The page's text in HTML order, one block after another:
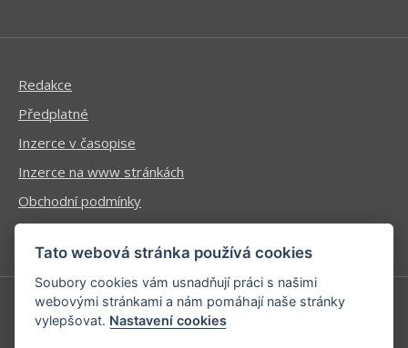
Redakce
Předplatné
Inzerce v časopise
Inzerce na www stránkách
Obchodní podmínky
Ochrana osobních údajů
Příhlášení | Registrace
Tato webová stránka používá cookies
Soubory cookies vám usnadňují práci s našimi
webovými stránkami a nám pomáhají naše stránky
vylepšovat. Nastavení cookies